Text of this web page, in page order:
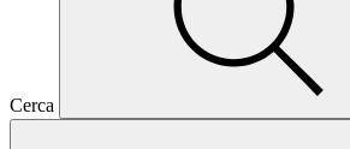
Cerca